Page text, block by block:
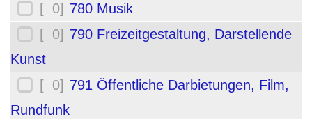
[ 0] 780 Musik
[ 0] 790 Freizeitgestaltung, Darstellende
Kunst
[ 0] 791 Öffentliche Darbietungen, Film,
Rundfunk